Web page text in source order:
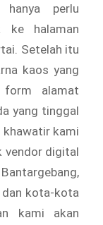
perlu
ke halaman
Setelah itu
kaos yang
alamat
yang tinggal
khawatir kami
vendor digital
dan kota-kota
kami akan